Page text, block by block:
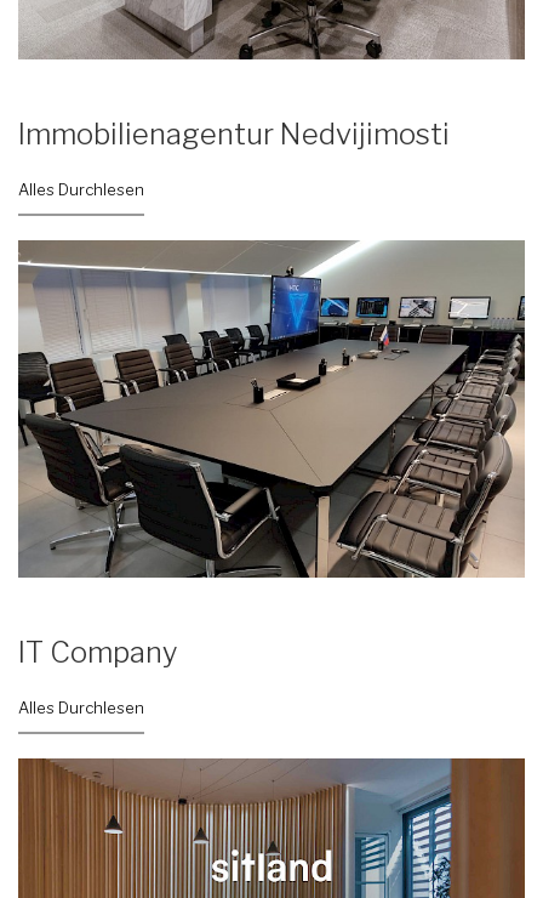
Immobilienagentur Nedvijimosti
Alles Durchlesen
IT Company
Alles Durchlesen